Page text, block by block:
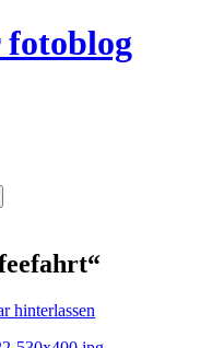
fotoblog
hinterlassen